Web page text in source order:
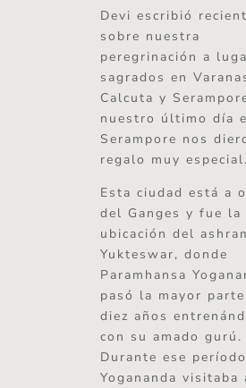
Devi escribió
sobre nuestra
peregrinación a
sagrados en
Calcuta y
nuestro último día
Serampore nos
regalo muy especial.
Esta ciudad está a
del Ganges y fue la
ubicación del
Yukteswar, donde
Paramhansa
pasó la mayor
diez años
con su amado gurú.
Durante ese
Yogananda visitaba